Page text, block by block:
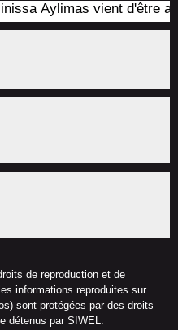
Aylimas vient d'être
de reproduction et de
informations reproduites sur
sont protégées par des droits
détenus par SIWEL.